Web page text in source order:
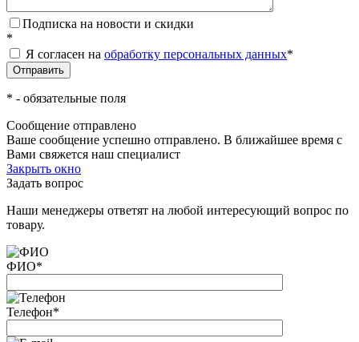
Подписка на новости и скидки
*
Я согласен на обработку персональных данных*
* - обязательные поля
Сообщение отправлено
Ваше сообщение успешно отправлено. В ближайшее время с
Вами свяжется наш специалист
Закрыть окно
Задать вопрос
Наши менеджеры ответят на любой интересующий вопрос по
товару.
ФИО*
Телефон*